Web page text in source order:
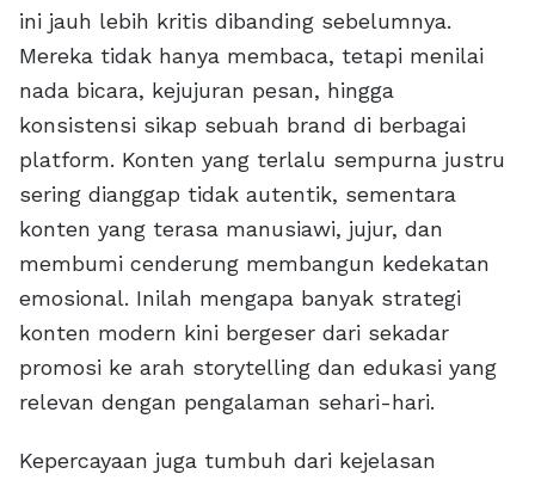
ini jauh lebih kritis dibanding sebelumnya.
Mereka tidak hanya membaca, tetapi menilai
nada bicara, kejujuran pesan, hingga
konsistensi sikap sebuah brand di berbagai
platform. Konten yang terlalu sempurna justru
sering dianggap tidak autentik, sementara
konten yang terasa manusiawi, jujur, dan
membumi cenderung membangun kedekatan
emosional. Inilah mengapa banyak strategi
konten modern kini bergeser dari sekadar
promosi ke arah storytelling dan edukasi yang
relevan dengan pengalaman sehari-hari.
Kepercayaan juga tumbuh dari kejelasan